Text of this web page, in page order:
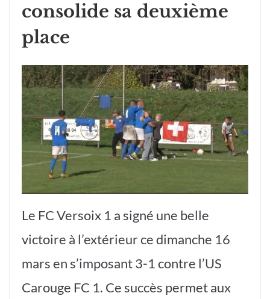
consolide sa deuxième
place
Le FC Versoix 1 a signé une belle
victoire à l’extérieur ce dimanche 16
mars en s’imposant 3-1 contre l’US
Carouge FC 1. Ce succès permet aux